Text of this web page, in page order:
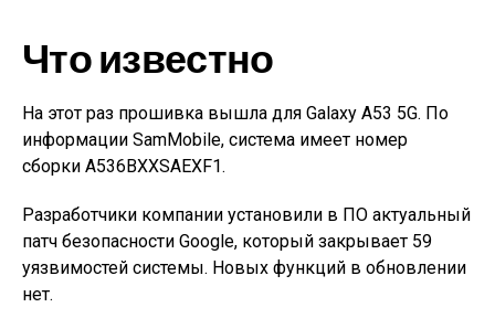
Что известно
На этот раз прошивка вышла для Galaxy A53 5G. По
информации SamMobile, система имеет номер
сборки A536BXXSAEXF1.
Разработчики компании установили в ПО актуальный
патч безопасности Google, который закрывает 59
уязвимостей системы. Новых функций в обновлении
нет.